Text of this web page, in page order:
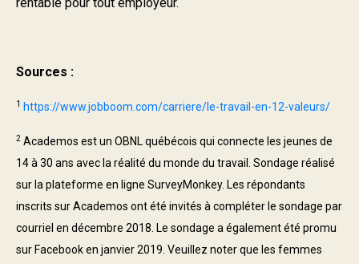
Sources :
1 https://www.jobboom.com/carriere/le-travail-en-12-valeurs/
2 Academos est un OBNL québécois qui connecte les jeunes de
14 à 30 ans avec la réalité du monde du travail. Sondage réalisé
sur la plateforme en ligne SurveyMonkey. Les répondants
inscrits sur Academos ont été invités à compléter le sondage par
courriel en décembre 2018. Le sondage a également été promu
sur Facebook en janvier 2019. Veuillez noter que les femmes